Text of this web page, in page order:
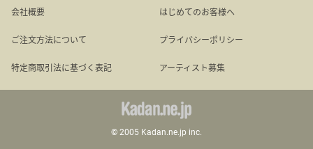
会社概要 はじめてのお客様へ
ご注文方法について プライバシーポリシー
特定商取引法に基づく表記 アーティスト募集
© 2005 Kadan.ne.jp inc.